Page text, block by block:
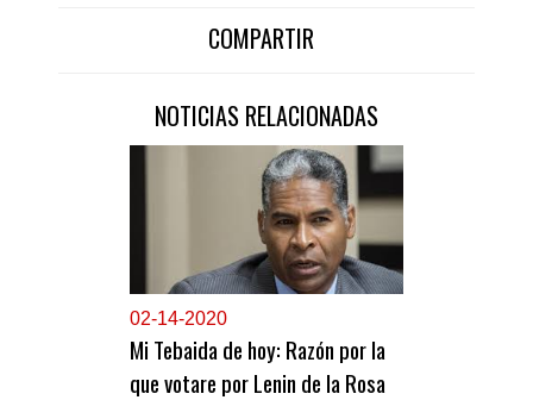
COMPARTIR
NOTICIAS RELACIONADAS
02-14-2020
Mi Tebaida de hoy: Razón por la
que votare por Lenin de la Rosa